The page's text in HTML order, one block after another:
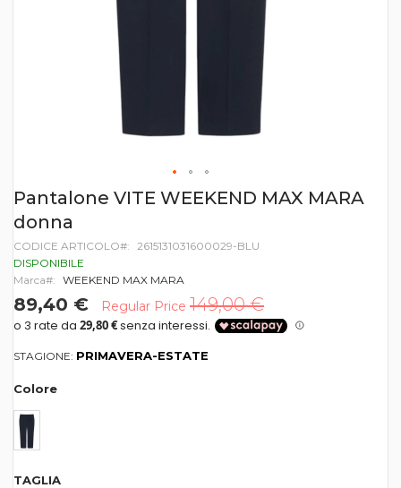
Vai
all'inizio
della
di
immagini
Pantalone VITE WEEKEND MAX MARA
donna
CODICE ARTICOLO
2615131031600029-BLU
DISPONIBILE
Marca
WEEKEND MAX MARA
89,40 € Regular Price 149,00 €
STAGIONE: PRIMAVERA-ESTATE
Colore
TAGLIA